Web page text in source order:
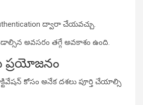
ద్వారా చేయవచ్చు.
అవసరం తగ్గే అవకాశం ఉంది.
ప్రయోజనం
కోసం అనేక దశలు పూర్తి చేయాల్సి